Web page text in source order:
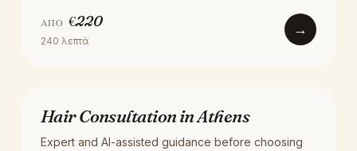
ΑΠΌ €220
240 λεπτά
→
AI HAIR ANALYSIS
Hair Consultation in Athens
Expert and AI-assisted guidance before choosing